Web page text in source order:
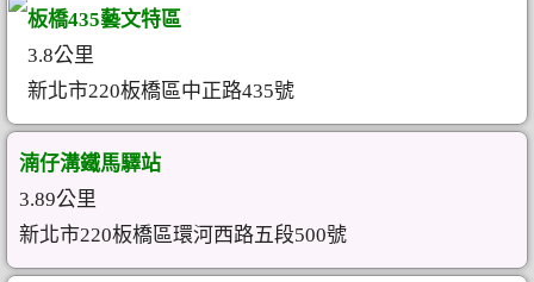
板橋435藝文特區
3.8公里
新北市220板橋區中正路435號
湳仔溝鐵馬驛站
3.89公里
新北市220板橋區環河西路五段500號